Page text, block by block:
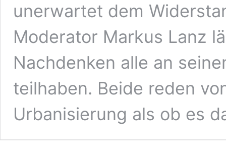
unerwartet dem
Moderator Markus Lanz
Nachdenken alle an
teilhaben. Beide reden
Urbanisierung als ob es